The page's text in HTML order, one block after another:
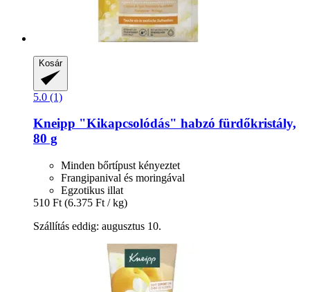
Kosár
5.0 (1)
Kneipp "Kikapcsolódás" habzó fürdőkristály,
80 g
Minden bőrtípust kényeztet
Frangipanival és moringával
Egzotikus illat
510 Ft (6.375 Ft / kg)
Szállítás eddig: augusztus 10.